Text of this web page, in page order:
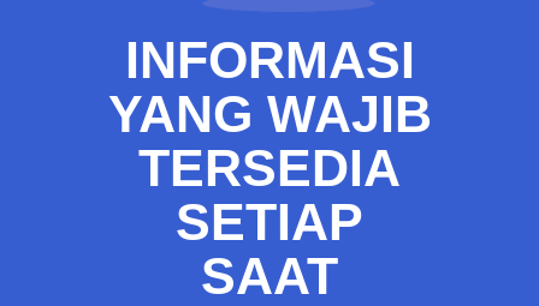
INFORMASI
YANG WAJIB
TERSEDIA
SETIAP
SAAT